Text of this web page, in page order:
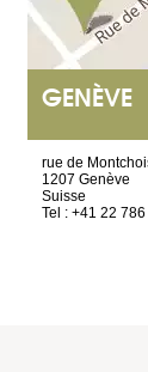
GENÈVE
rue de
1207 Genève
Suisse
Tel : +41 22